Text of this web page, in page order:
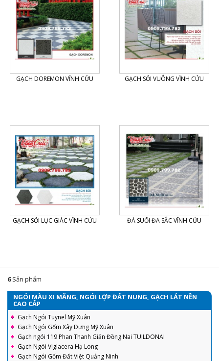
GẠCH DOREMON VĨNH CỬU GẠCH SỎI VUÔNG VĨNH CỬU
GẠCH SỎI LỤC GIÁC VĨNH CỬU ĐÁ SUỐI ĐA SẮC VĨNH CỬU
6Sản phẩm
NGÓI MÀU XI MĂNG, NGÓI LỢP ĐẤT NUNG, GẠCH LÁT NỀN
CAO CẤP
Gạch Ngói Tuynel Mỹ Xuân
Gạch Ngói Gốm Xây Dựng Mỹ Xuân
Gạch ngói 119 Phan Thanh Giản Đồng Nai TUILDONAI
Gạch Ngói Viglacera Hạ Long
Gạch Ngói Gốm Đất Việt Quảng Ninh